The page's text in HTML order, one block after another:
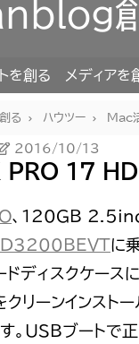
を創る メディアを
る ハウツー Mac
2016/10/13
PRO 17
、120GB
に
ディスクケース
クリーンインストー
。USBブートで